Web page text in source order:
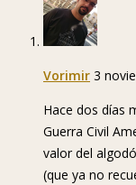
Vorimir 3
Hace dos días
Guerra Civil
valor del
(que ya no